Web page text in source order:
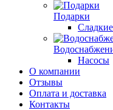
Подарки
Насосы
О компании
Отзывы
Оплата и доставка
Контакты